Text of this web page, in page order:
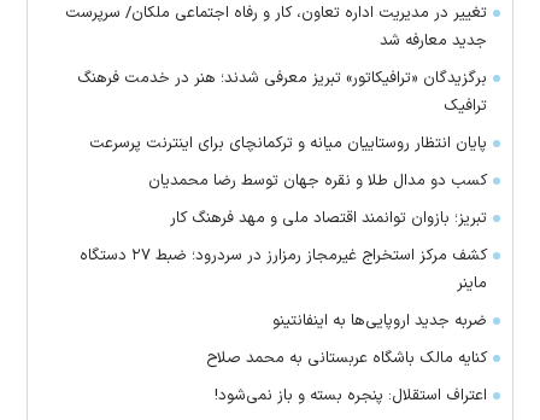
تغییر در مدیریت اداره تعاون، کار و رفاه اجتماعی ملکان/ سرپرست
جدید معارفه شد
برگزیدگان «ترافیکاتور» تبریز معرفی شدند؛ هنر در خدمت فرهنگ
ترافیک
پایان انتظار روستاییان میانه و ترکمانچای برای اینترنت پرسرعت
کسب دو مدال طلا و نقره جهان توسط رضا محمدیان
تبریز؛ بازوان توانمند اقتصاد ملی و مهد فرهنگ کار
کشف مرکز استخراج غیرمجاز رمزارز در سردرود؛ ضبط ۲۷ دستگاه
ماینر
ضربه جدید اروپایی‌ها به اینفانتینو
کنایه مالک باشگاه عربستانی به محمد صلاح
اعتراف استقلال: پنجره بسته و باز نمی‌شود!